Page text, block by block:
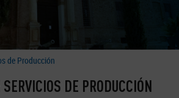
de Producción
DE PRODUCCIÓN